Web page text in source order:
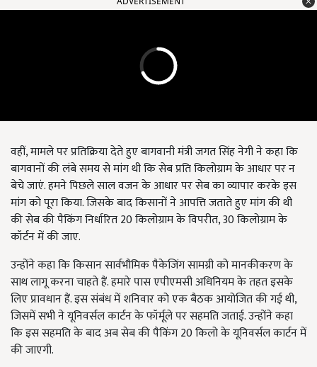
वहीं, मामले पर प्रतिक्रिया देते हुए बागवानी मंत्री जगत सिंह नेगी ने कहा कि
बागवानों की लंबे समय से मांग थी कि सेब प्रति किलोग्राम के आधार पर न
बेचे जाएं. हमने पिछले साल वजन के आधार पर सेब का व्यापार करके इस
मांग को पूरा किया. जिसके बाद किसानों ने आपत्ति जताते हुए मांग की थी
की सेब की पैकिंग निर्धारित 20 किलोग्राम के विपरीत, 30 किलोग्राम के
कॉर्टन में की जाए.
उन्होंने कहा कि किसान सार्वभौमिक पैकेजिंग सामग्री को मानकीकरण के
साथ लागू करना चाहते हैं. हमारे पास एपीएमसी अधिनियम के तहत इसके
लिए प्रावधान हैं. इस संबंध में शनिवार को एक बैठक आयोजित की गई थी,
जिसमें सभी ने यूनिवर्सल कार्टन के फॉर्मूले पर सहमति जताई. उन्होंने कहा
कि इस सहमति के बाद अब सेब की पैकिंग 20 किलो के यूनिवर्सल कार्टन में
की जाएगी.